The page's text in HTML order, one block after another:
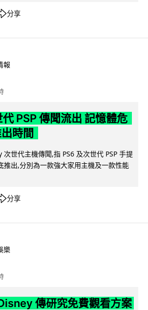
分享
報
PSP 傳聞流出 記憶體危
時間
次世代主機傳聞,指 PS6 及次世代 PSP 手提
推出,分別為一款強大家用主機及一款性能
分享
樂
傳研究免費觀看方案